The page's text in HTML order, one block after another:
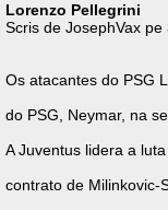
Lorenzo Pellegrini
Scris de JosephVax
Os atacantes do PSG
do PSG, Neymar, na
A Juventus lidera a
contrato de Milinkovic-